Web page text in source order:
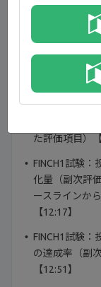
FINCH1試験：
〔検証的解析
推移（副次評
FINCH1試験：
化量（主要評
た評価項目）
FINCH1試験：
化量（副次評
ースラインか
【12:17】
FINCH1試験：
の達成率（副
【12:51】